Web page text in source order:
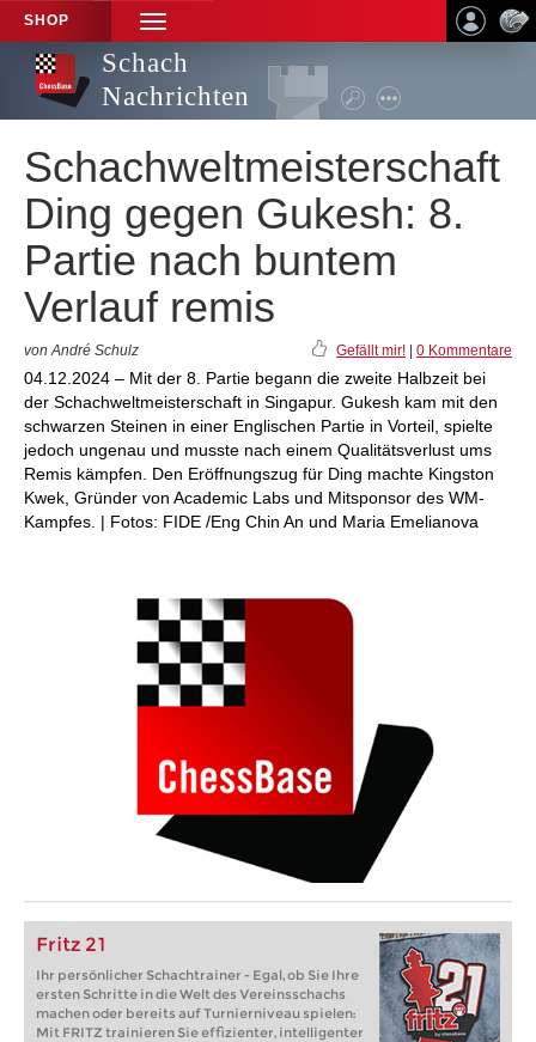
SHOP
TOGGLE
NAVIGATION
Schach
Nachrichten
Schachweltmeisterschaft
Ding gegen Gukesh: 8.
Partie nach buntem
Verlauf remis
von André Schulz Gefällt mir! 0 Kommentare
04.12.2024 – Mit der 8. Partie begann die zweite Halbzeit bei
der Schachweltmeisterschaft in Singapur. Gukesh kam mit den
schwarzen Steinen in einer Englischen Partie in Vorteil, spielte
jedoch ungenau und musste nach einem Qualitätsverlust ums
Remis kämpfen. Den Eröffnungszug für Ding machte Kingston
Kwek, Gründer von Academic Labs und Mitsponsor des WM-
Kampfes. | Fotos: FIDE /Eng Chin An und Maria Emelianova
Fritz 21
Ihr persönlicher Schachtrainer - Egal, ob Sie Ihre
ersten Schritte in die Welt des Vereinsschachs
machen oder bereits auf Turnierniveau spielen:
Mit FRITZ trainieren Sie effizienter, intelligenter